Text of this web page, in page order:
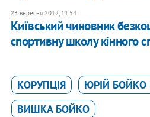
23 вересня 2012, 11:54
Київський чиновник
спортивну школу кінного
КОРУПЦІЯ
ЮРІЙ
ВИШКА БОЙКО